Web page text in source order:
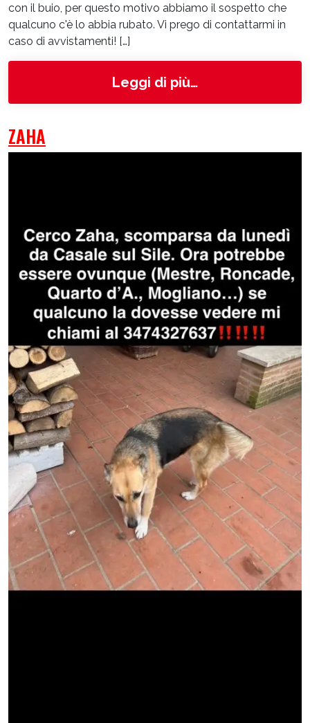
con il buio, per questo motivo abbiamo il sospetto che
qualcuno c'è lo abbia rubato. Vi prego di contattarmi in
caso di avvistamenti! […]
Leggi di più…from Bicio
ZAHA